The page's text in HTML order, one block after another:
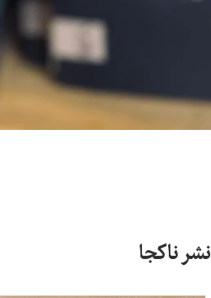
نشر ناکجا